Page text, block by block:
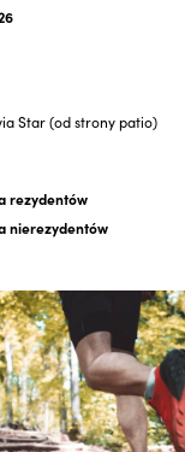
Star (od strony patio)
rezydentów
nierezydentów